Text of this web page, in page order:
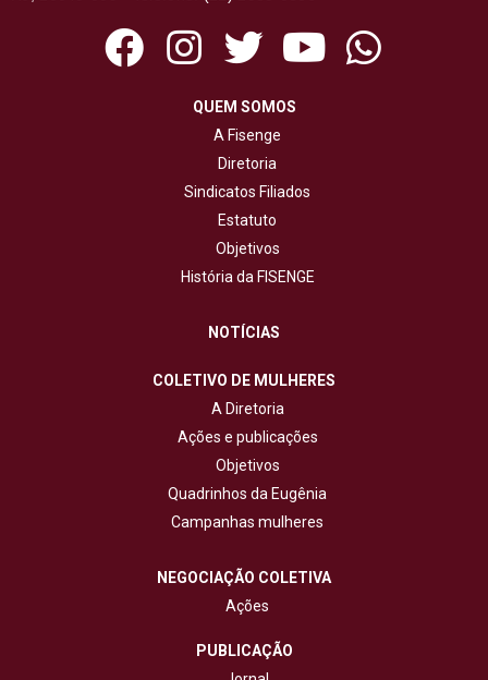
QUEM SOMOS
A Fisenge
Diretoria
Sindicatos Filiados
Estatuto
Objetivos
História da FISENGE
NOTÍCIAS
COLETIVO DE MULHERES
A Diretoria
Ações e publicações
Objetivos
Quadrinhos da Eugênia
Campanhas mulheres
NEGOCIAÇÃO COLETIVA
Ações
PUBLICAÇÃO